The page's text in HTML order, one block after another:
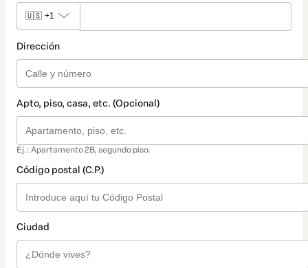
🇺🇸 +1
Dirección
Apto, piso, casa, etc. (Opcional)
Ej.: Apartamento 2B, segundo piso.
Código postal (C.P.)
Ciudad